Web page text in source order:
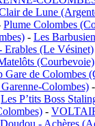
de Lune
Plume Colombes
- Les
Erables (Le Vésinet)
(Courbevoie)
Gare de Colombes
Colombes) -
Les P’tits Boss
-
- Achères